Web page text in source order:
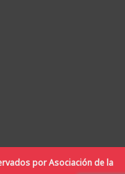
por Asociación de la